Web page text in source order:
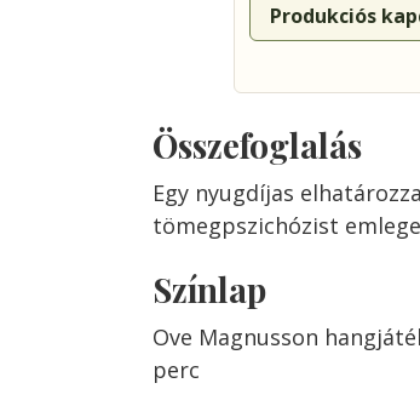
Produkciós
Összefoglalás
Egy nyugdíjas
tömegpszichózist
Színlap
Ove Magnusson
perc